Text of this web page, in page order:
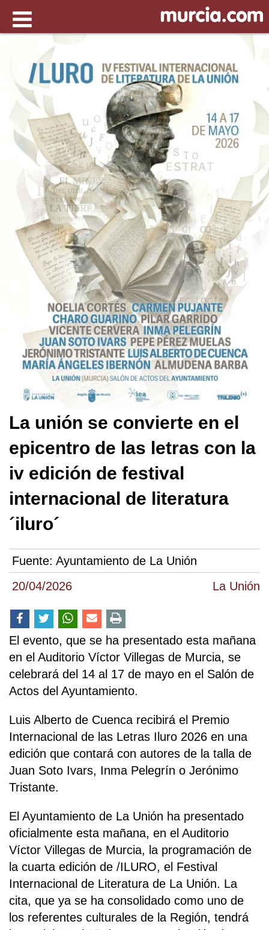
20/04/2026 La Unión
La unión se convierte en el
epicentro de las letras con la
iv edición de festival
internacional de literatura
´iluro´
Fuente: Ayuntamiento de La Unión
El evento, que se ha presentado esta mañana
en el Auditorio Víctor Villegas de Murcia, se
celebrará del 14 al 17 de mayo en el Salón de
Actos del Ayuntamiento.
Luis Alberto de Cuenca recibirá el Premio
Internacional de las Letras Iluro 2026 en una
edición que contará con autores de la talla de
Juan Soto Ivars, Inma Pelegrín o Jerónimo
Tristante.
El Ayuntamiento de La Unión ha presentado
oficialmente esta mañana, en el Auditorio
Víctor Villegas de Murcia, la programación de
la cuarta edición de /ILURO, el Festival
Internacional de Literatura de La Unión. La
cita, que ya se ha consolidado como uno de
los referentes culturales de la Región, tendrá